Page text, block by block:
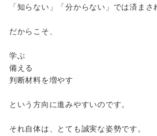
「知らない」「分からない」では済まさ
だからこそ、
学ぶ
備える
判断材料を増やす
という方向に進みやすいのです。
それ自体は、とても誠実な姿勢です。